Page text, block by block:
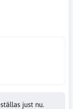
just nu.